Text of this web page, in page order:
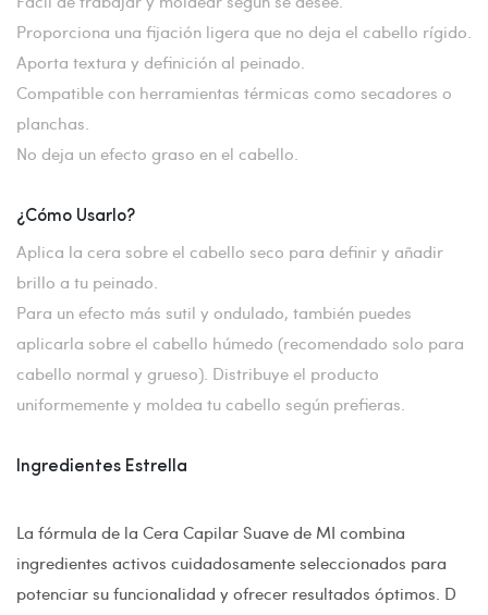
Proporciona una fijación ligera que no deja el cabello rígido.
Aporta textura y definición al peinado.
Compatible con herramientas térmicas como secadores o
planchas.
No deja un efecto graso en el cabello.
¿Cómo Usarlo?
Aplica la cera sobre el cabello seco para definir y añadir
brillo a tu peinado.
Para un efecto más sutil y ondulado, también puedes
aplicarla sobre el cabello húmedo (recomendado solo para
cabello normal y grueso). Distribuye el producto
uniformemente y moldea tu cabello según prefieras.
Ingredientes Estrella
La fórmula de la Cera Capilar Suave de MI combina
ingredientes activos cuidadosamente seleccionados para
potenciar su funcionalidad y ofrecer resultados óptimos. D